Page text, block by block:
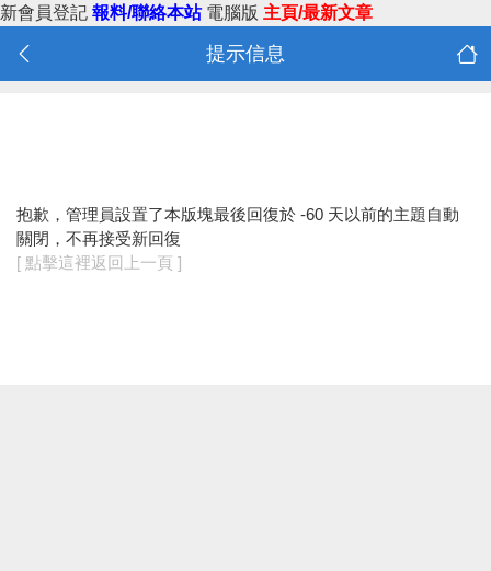
新會員登記 報料/聯絡本站 電腦版 主頁/最新文章
提示信息
抱歉，管理員設置了本版塊最後回復於 -60 天以前的主題自動
關閉，不再接受新回復
[ 點擊這裡返回上一頁 ]